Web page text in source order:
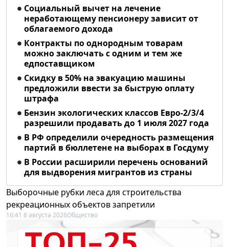
Социальный вычет на лечение
неработающему пенсионеру зависит от
облагаемого дохода
Контракты по однородным товарам
можно заключать с одним и тем же
едпоставщиком
Скидку в 50% на эвакуацию машины
предложили ввести за быструю оплату
штрафа
Бензин экологических классов Евро-2/3/4
разрешили продавать до 1 июля 2027 года
В РФ определили очередность размещения
партий в бюллетене на выборах в Госдуму
В России расширили перечень оснований
для выдворения мигрантов из страны
Выборочные рубки леса для строительства
рекреационных объектов запретили
16:41 6 августа 2026Общество